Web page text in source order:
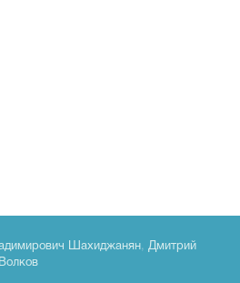
Шахиджанян, Дмитрий